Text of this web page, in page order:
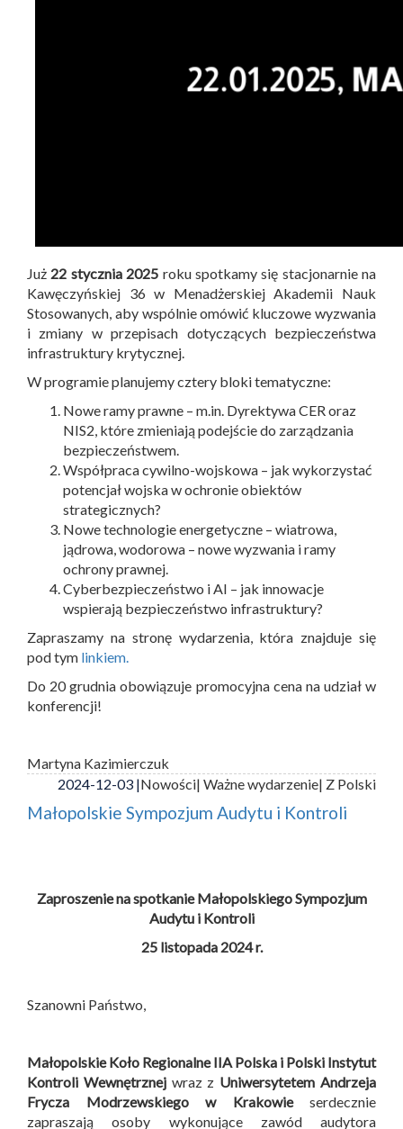
Już 22 stycznia 2025 roku spotkamy się stacjonarnie na
Kawęczyńskiej 36 w Menadżerskiej Akademii Nauk
Stosowanych, aby wspólnie omówić kluczowe wyzwania
i zmiany w przepisach dotyczących bezpieczeństwa
infrastruktury krytycznej.
W programie planujemy cztery bloki tematyczne:
Nowe ramy prawne – m.in. Dyrektywa CER oraz
NIS2, które zmieniają podejście do zarządzania
bezpieczeństwem.
Współpraca cywilno-wojskowa – jak wykorzystać
potencjał wojska w ochronie obiektów
strategicznych?
Nowe technologie energetyczne – wiatrowa,
jądrowa, wodorowa – nowe wyzwania i ramy
ochrony prawnej.
Cyberbezpieczeństwo i AI – jak innowacje
wspierają bezpieczeństwo infrastruktury?
Zapraszamy na stronę wydarzenia, która znajduje się
pod tym linkiem.
Do 20 grudnia obowiązuje promocyjna cena na udział w
konferencji!
Martyna Kazimierczuk
2024-12-03 |Nowości| Ważne wydarzenie| Z Polski
Małopolskie Sympozjum Audytu i Kontroli
Zaproszenie na spotkanie Małopolskiego Sympozjum
Audytu i Kontroli
25 listopada 2024 r.
Szanowni Państwo,
Małopolskie Koło Regionalne IIA Polska i Polski Instytut
Kontroli Wewnętrznejwraz z Uniwersytetem Andrzeja
Frycza Modrzewskiego w Krakowieserdecznie
zapraszają osoby wykonujące zawód audytora